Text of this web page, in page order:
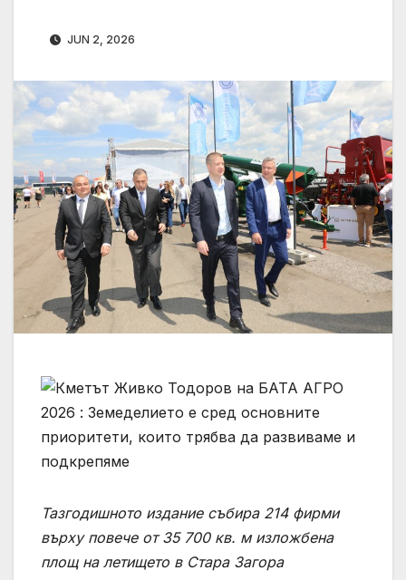
JUN 2, 2026
Тазгодишното издание събира 214 фирми
върху повече от 35 700 кв. м изложбена
площ на летището в Стара Загора